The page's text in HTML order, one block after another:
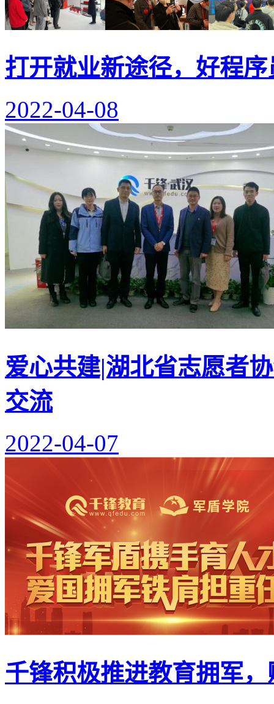
打开就业新途径，好程
2022-04-08
爱心共建|湖北省志愿者
交流
2022-04-07
千锋积极推进教育拥军